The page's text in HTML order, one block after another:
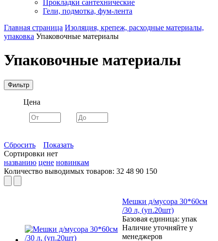
Прокладки сантехнические
Гели, подмотка, фум-лента
Главная страница Изоляция, крепеж, расходные материалы,
упаковка Упаковочные материалы
Упаковочные материалы
Фильтр
Цена
Сбросить
Показать
Сортировки нет
названию цене новинкам
Количество выводимых товаров: 32 48 90 150
Мешки д/мусора 30*60см
/30 л, (уп.20шт)
Базовая единица: упак
Наличие уточняйте у
менеджеров